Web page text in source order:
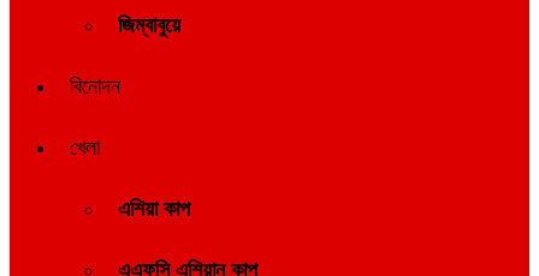
জিম্বাবুয়ে
বিনোদন
খেলা
এশিয়া কাপ
এএফসি এশিয়ান কাপ